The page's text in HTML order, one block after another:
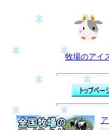
牧場のアイ